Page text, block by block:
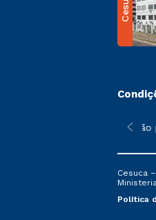
sofrer alterações
*A condição
Cesuca
Política